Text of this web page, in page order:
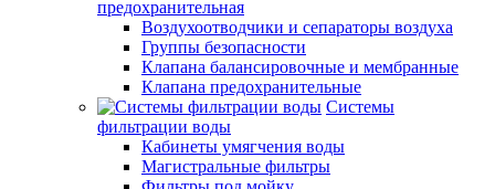
предохранительная
Воздухоотводчики и сепараторы воздуха
Группы безопасности
Клапана балансировочные и мембранные
Клапана предохранительные
Системы
фильтрации воды
Кабинеты умягчения воды
Магистральные фильтры